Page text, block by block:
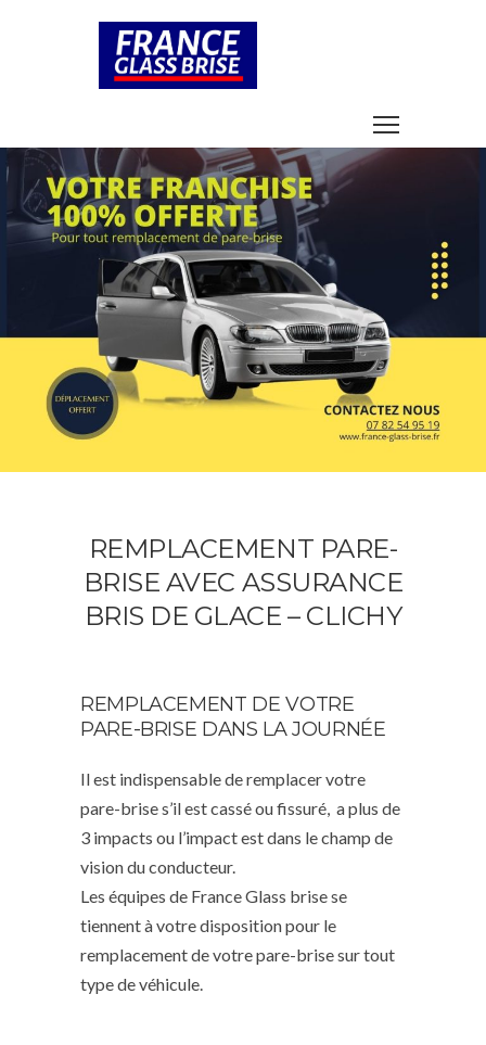
REMPLACEMENT PARE-
BRISE AVEC ASSURANCE
BRIS DE GLACE – CLICHY
REMPLACEMENT DE VOTRE
PARE-BRISE DANS LA JOURNÉE
Il est indispensable de remplacer votre
pare-brise s’il est cassé ou fissuré, a plus de
3 impacts ou l’impact est dans le champ de
vision du conducteur.
Les équipes de France Glass brise se
tiennent à votre disposition pour le
remplacement de votre pare-brise sur tout
type de véhicule.